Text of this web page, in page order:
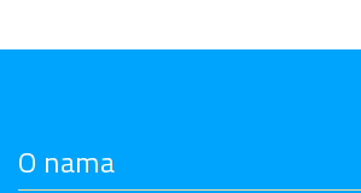
O nama